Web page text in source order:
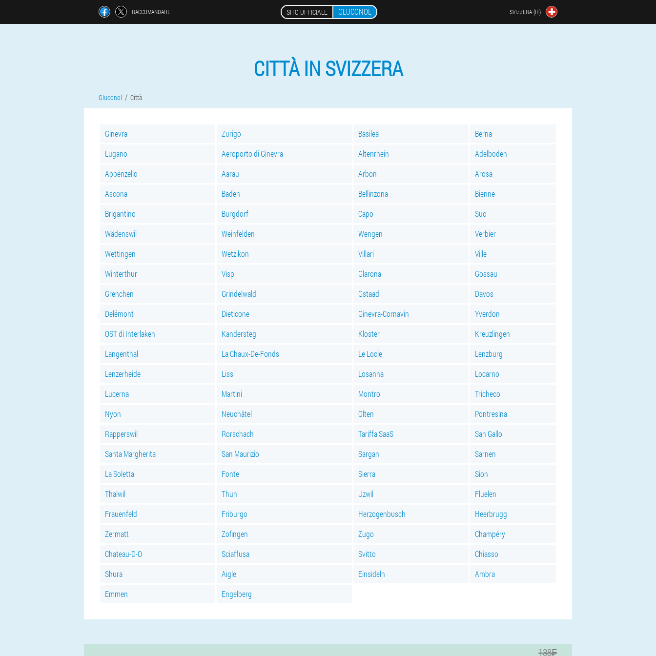
RACCOMANDARE SITO UFFICIALE GLUCONOL SVIZZERA (IT)
CITTÀ IN SVIZZERA
Gluconol Città
Ginevra Zurigo Basilea
Berna
Lugano
Aeroporto di Ginevra Altenrhein
Adelboden
Appenzello
Aarau Arbon
Arosa
Ascona
Baden Bellinzona
Bienne
Brigantino
Burgdorf Capo
Suo
Wädenswil
Weinfelden Wengen
Verbier
Wettingen
Wetzikon Villari
Ville
Winterthur
Visp Glarona
Gossau
Grenchen
Grindelwald Gstaad
Davos
Delémont
Dieticone Ginevra-Cornavin
Yverdon
OST di Interlaken
Kandersteg Kloster
Kreuzlingen
Langenthal
La Chaux-De-Fonds Le Locle
Lenzburg
Lenzerheide
Liss Losanna
Locarno
Lucerna
Martini Montro
Tricheco
Nyon
Neuchâtel Olten
Pontresina
Rapperswil
Rorschach Tariffa SaaS
San Gallo
Santa Margherita
San Maurizio Sargan
Sarnen
La Soletta
Fonte Sierra
Sion
Thalwil
Thun Uzwil
Fluelen
Frauenfeld
Friburgo Herzogenbusch
Heerbrugg
Zermatt
Zofingen Zugo
Champéry
Chateau-D-O
Sciaffusa Svitto
Chiasso
Shura
Aigle Einsideln
Ambra
Emmen
Engelberg
138₣